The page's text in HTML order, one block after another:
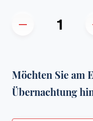
Möchten Sie am
Übernachtung